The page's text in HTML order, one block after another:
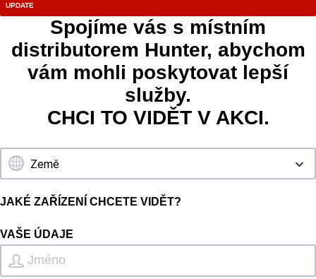
Spojíme vás s místním
distributorem Hunter, abychom
vám mohli poskytovat lepší
služby.
CHCI TO VIDĚT V AKCI.
JAKÉ ZAŘÍZENÍ CHCETE VIDĚT?
VAŠE ÚDAJE